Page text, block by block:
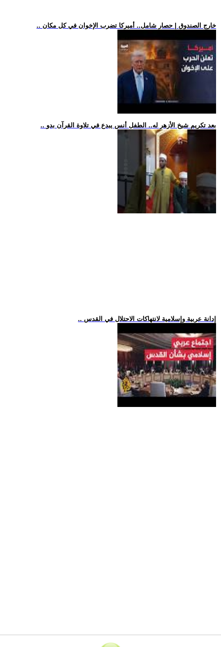
.. خارج الصندوق | حصار شامل.. أميركا تضرب الإخوان في كل مكان
.. بعد تكريم شيخ الأزهر له.. الطفل أنس يبدع في تلاوة القرآن بدو
.. إدانة عربية وإسلامية لانتهاكات الاحتلال في القدس